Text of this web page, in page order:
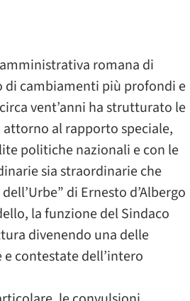
romana di
cambiamenti più profondi e
vent’anni ha strutturato le
attorno al rapporto speciale,
politiche nazionali e con le
sia straordinarie che
di Ernesto d’Albergo
la funzione del Sindaco
divenendo una delle
contestate dell’intero